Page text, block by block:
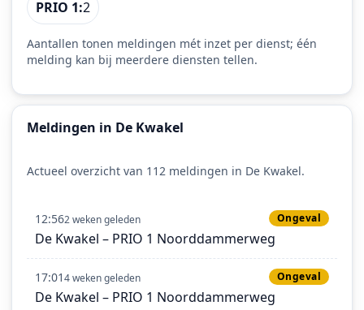
PRIO 1:2
Aantallen tonen meldingen mét inzet per dienst; één
melding kan bij meerdere diensten tellen.
Meldingen in De Kwakel
Actueel overzicht van 112 meldingen in De Kwakel.
12:562 weken geleden Ongeval
De Kwakel – PRIO 1 Noorddammerweg
17:014 weken geleden Ongeval
De Kwakel – PRIO 1 Noorddammerweg